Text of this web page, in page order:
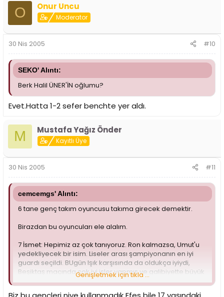
O Onur Uncu
Moderator
30 Nis 2005 #10
SEKO' Alıntı:
Berk Halil ÜNER'İN oğlumu?
Evet.Hatta 1-2 sefer benchte yer aldı.
M Mustafa Yağız Önder
Kayıtlı Üye
30 Nis 2005 #11
cemcemgs' Alıntı:
6 tane genç takım oyuncusu takıma girecek demektir.
Birazdan bu oyuncuları ele alalım.
7 İsmet: Hepimiz az çok tanıyoruz. Ron kalmazsa, Umut'u
yedekliyecek bir isim. Liseler arası şampiyonanın en iyi
guardı seçildi. BUgün Işık karşısında da oldukça iyiydi,
Beşiktaş maçında çok iyi işler yapmış ve galibiyette büyük
rol oynamış. Gençler içinde belki de en çok süre alacak
Genişletmek için tıkla ...